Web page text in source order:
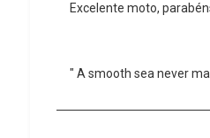
Excelente moto,
" A smooth sea never